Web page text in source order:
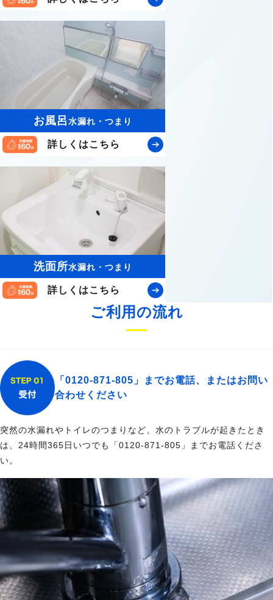
お風呂水漏れ・つまり
詳しくはこちら
洗面所水漏れ・つまり
詳しくはこちら
ご利用の流れ
「0120-871-805」までお電話、またはお問い
合わせください
突然の水漏れやトイレのつまりなど、水のトラブルが起きたとき
は、24時間365日いつでも「0120-871-805」までお電話くださ
い。